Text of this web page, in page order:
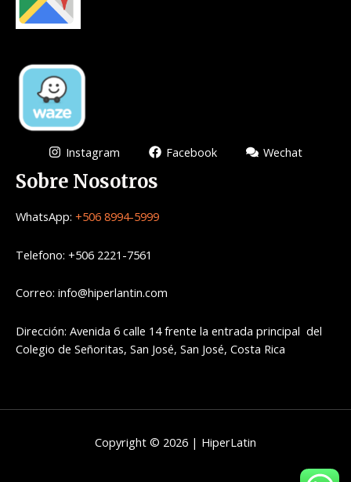
Instagram Facebook Wechat
Sobre Nosotros
WhatsApp: +506 8994-5999
Telefono: +506 2221-7561
Correo: info@hiperlantin.com
Dirección: Avenida 6 calle 14 frente la entrada principal del
Colegio de Señoritas, San José, San José, Costa Rica
Copyright © 2026 | HiperLatin